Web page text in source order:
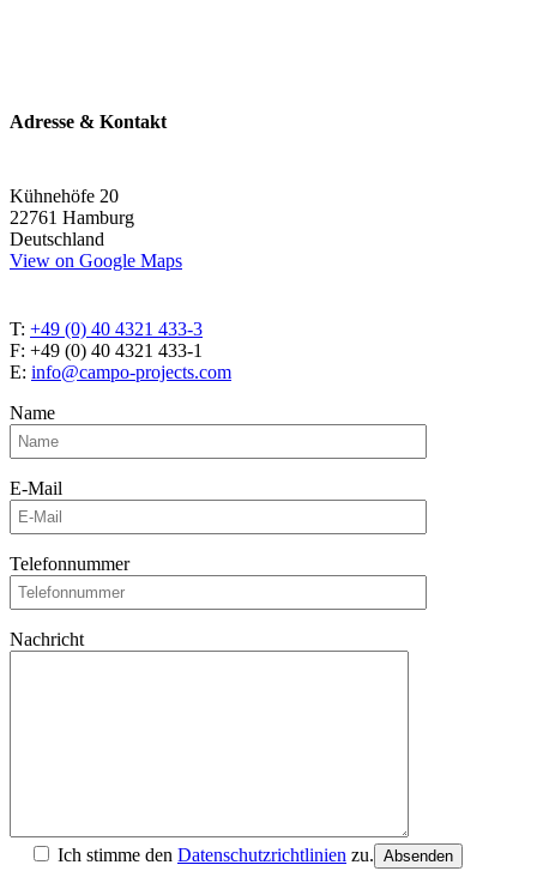
Adresse & Kontakt
Kühnehöfe 20
22761 Hamburg
Deutschland
View on Google Maps
T: +49 (0) 40 4321 433-3
F: +49 (0) 40 4321 433-1
E: info@campo-projects.com
Name
E-Mail
Telefonnummer
Nachricht
Ich stimme den Datenschutzrichtlinien zu. Absenden